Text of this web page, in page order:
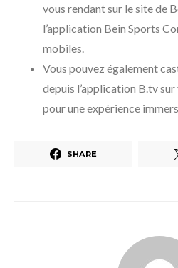
vous rendant sur le site de
l’application Bein Sports
mobiles.
Vous pouvez également
depuis l’application B.tv
pour une expérience
SHARE